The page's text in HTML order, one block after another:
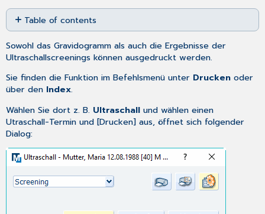
Save
as
PDF
Table of contents
No
headers
Sowohl dasGravidogramm als auch die Ergebnisse der
Ultraschallscreenings können ausgedruckt werden.
Sie finden die Funktion imBefehlsmenü unter Drucken oder
über den Index.
Wählen Sie dort z. B. Ultraschall und wählen einen
Utraschall-Termin und [Drucken] aus, öffnet sich folgender
Dialog: